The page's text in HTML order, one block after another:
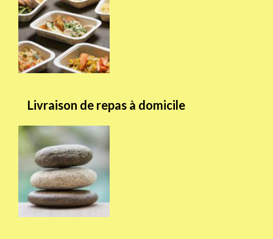
Livraison de repas à domicile